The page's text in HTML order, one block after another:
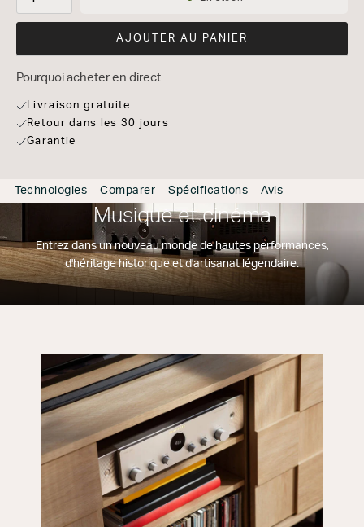
Disponibilité:
AJOUTER AU PANIER
Pourquoi acheter en direct
Livraison gratuite
Retour dans les 30 jours
Garantie
Technologies Comparer Spécifications Avis
Musique et cinéma
Entrez dans un nouveau monde de hautes performances,
d'héritage historique et d'artisanat légendaire.